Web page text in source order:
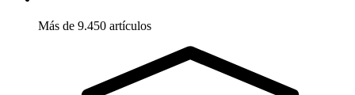
Más de 9.450 artículos